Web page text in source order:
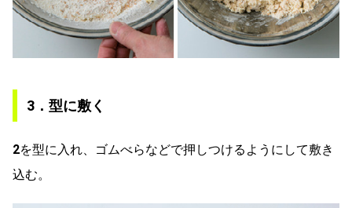
3．型に敷く
2を型に入れ、ゴムべらなどで押しつけるようにして敷き
込む。